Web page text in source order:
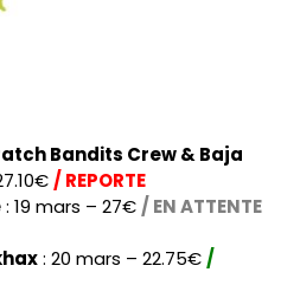
Bandits Crew & Baja
/ REPORTE
: 19 mars – 27€ / EN ATTENTE
: 20 mars – 22.75€ /